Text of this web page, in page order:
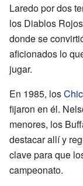
Laredo por dos
los Diablos
donde se
aficionados lo
jugar.
En 1985, los
fijaron en él.
menores, los
destacar allí y
clave para que
campeonato.